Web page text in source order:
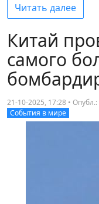
Читать далее
Китай
самого
21-10-2025, 17:28 • Опубл.:
События в мире